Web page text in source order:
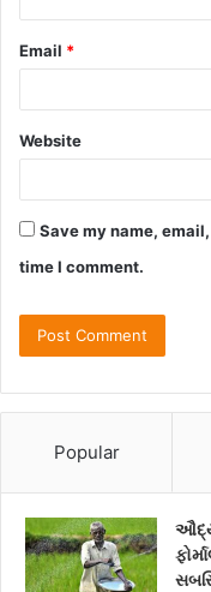
Email *
Website
Save my name,
time I comment.
Popular